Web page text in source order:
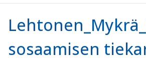
sosaamisen